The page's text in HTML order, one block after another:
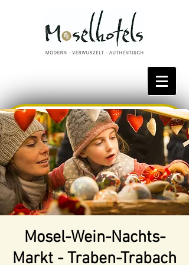
Bestpreis reservieren
Mosel-Wein-Nachts-
Markt - Traben-Trabach